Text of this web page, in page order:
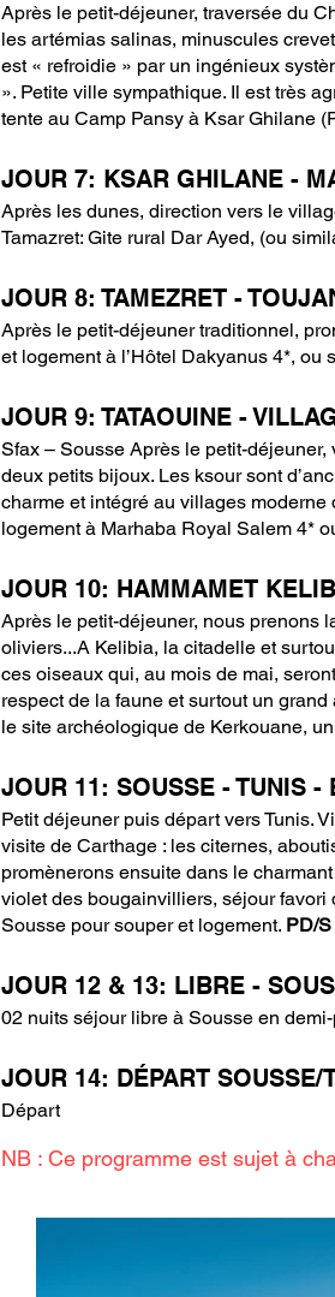
Après le petit-déjeuner, traversée du
les artémias salinas, minuscules
est « refroidie » par un ingénieux
». Petite ville sympathique. Il est très
tente au Camp Pansy à Ksar Ghilane
JOUR 7: KSAR GHILANE -
Après les dunes, direction vers le
Tamazret: Gite rural Dar Ayed, (ou
JOUR 8: TAMEZRET -
Après le petit-déjeuner traditionnel,
et logement à l’Hôtel Dakyanus 4*,
JOUR 9: TATAOUINE -
Sfax – Sousse Après le petit-
deux petits bijoux. Les ksour sont
charme et intégré au villages
logement à Marhaba Royal Salem 4*
JOUR 10: HAMMAMET
Après le petit-déjeuner, nous prenons
oliviers...A Kelibia, la citadelle et
ces oiseaux qui, au mois de mai,
respect de la faune et surtout un
le site archéologique de Kerkouane,
JOUR 11: SOUSSE - TUNIS
Petit déjeuner puis départ vers Tunis.
visite de Carthage : les citernes,
promènerons ensuite dans le
violet des bougainvilliers, séjour favori
Sousse pour souper et logement. PD/S
JOUR 12 & 13: LIBRE -
02 nuits séjour libre à Sousse en
JOUR 14: DÉPART SOUSSE/
Départ
NB : Ce programme est sujet à